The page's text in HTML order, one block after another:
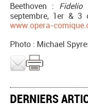
Beethoven : Fidelio
septembre, 1er & 3
www.opera-
Photo : Michael
DERNIERS